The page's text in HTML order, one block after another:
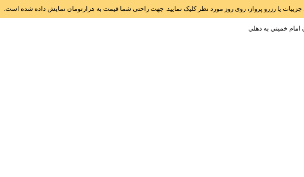
یا رزرو پرواز، روی روز مورد نظر کلیک نمایید. جهت راحتی شما قیمت به هزارتومان نمایش داده شده است.
امام خميني به دهلي